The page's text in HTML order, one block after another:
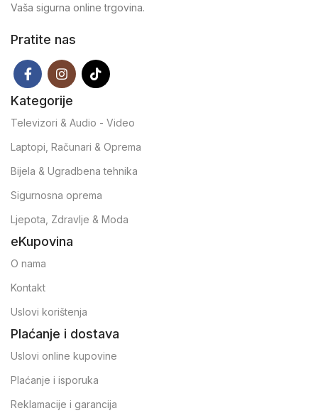
Vaša sigurna online trgovina.
Pratite nas
Kategorije
Televizori & Audio - Video
Laptopi, Računari & Oprema
Bijela & Ugradbena tehnika
Sigurnosna oprema
Ljepota, Zdravlje & Moda
eKupovina
O nama
Kontakt
Uslovi korištenja
Plaćanje i dostava
Uslovi online kupovine
Plaćanje i isporuka
Reklamacije i garancija